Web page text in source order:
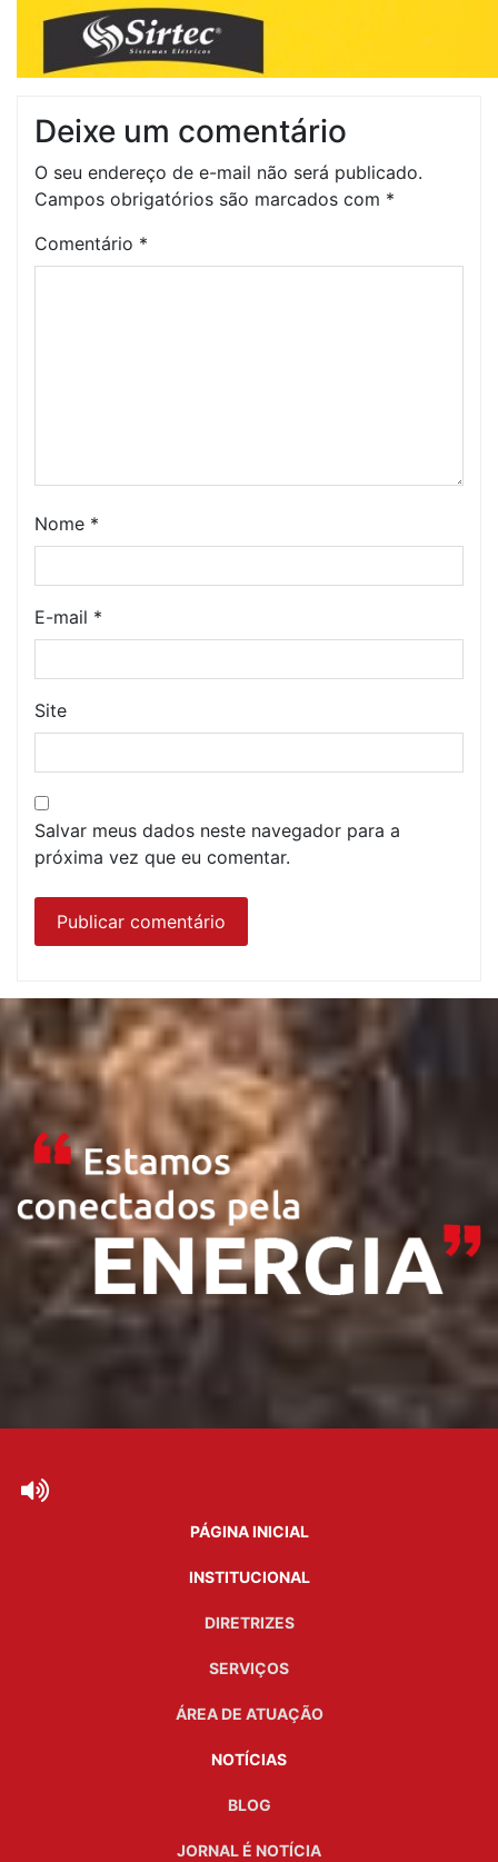
Deixe um comentário
O seu endereço de e-mail não será publicado.
Campos obrigatórios são marcados com *
Comentário *
Nome *
E-mail *
Site
Salvar meus dados neste navegador para a
próxima vez que eu comentar.
PÁGINA INICIAL
INSTITUCIONAL
DIRETRIZES
SERVIÇOS
ÁREA DE ATUAÇÃO
NOTÍCIAS
BLOG
JORNAL É NOTÍCIA